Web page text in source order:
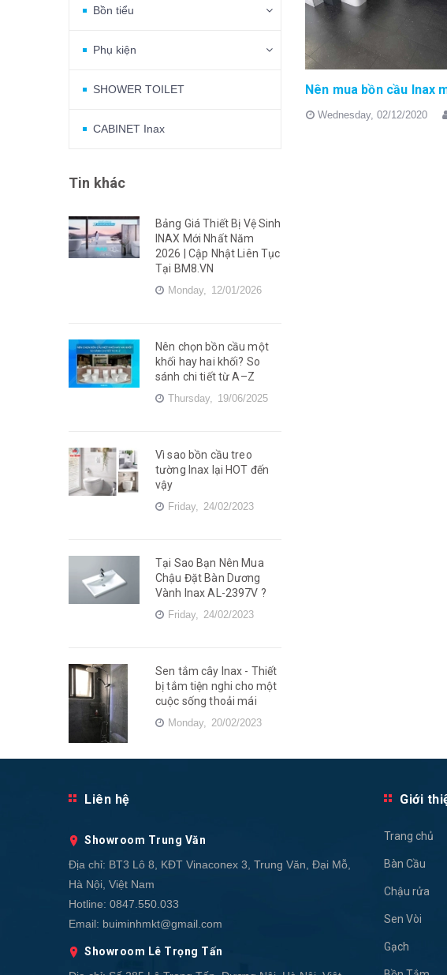
Wednesday, 02/12/2020
Bồn tiểu
Phụ kiện
SHOWER TOILET
CABINET Inax
Tin khác
Bảng Giá Thiết Bị Vệ Sinh
INAX Mới Nhất Năm
2026 | Cập Nhật Liên Tục
Tại BM8.VN
Monday, 12/01/2026
Nên chọn bồn cầu một
khối hay hai khối? So
sánh chi tiết từ A–Z
Thursday, 19/06/2025
Vì sao bồn cầu treo
tường Inax lại HOT đến
vậy
Friday, 24/02/2023
Tại Sao Bạn Nên Mua
Chậu Đặt Bàn Dương
Vành Inax AL-2397V ?
Friday, 24/02/2023
Sen tắm cây Inax - Thiết
bị tắm tiện nghi cho một
cuộc sống thoải mái
Monday, 20/02/2023
Liên hệ
Showroom Trung Văn
Địa chỉ: BT3 Lô 8, KĐT Vinaconex 3, Trung Văn, Đại Mỗ,
Hà Nội, Việt Nam
Hotline: 0847.550.033
Email: buiminhmkt@gmail.com
Showroom Lê Trọng Tấn
Giới
Trang chủ
Bàn Cầu
Chậu rửa
Sen Vòi
Gạch